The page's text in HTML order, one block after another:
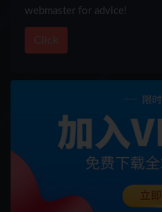
webmaster for advice!
Click